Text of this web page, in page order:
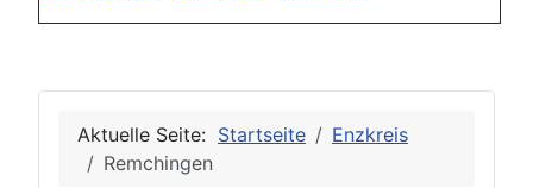
Aktuelle Seite: Startseite
Enzkreis
Remchingen